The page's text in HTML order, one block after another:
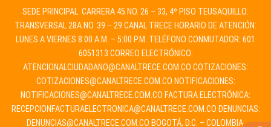
SEDE PRINCIPAL: CARRERA 45 NO. 26 – 33, 4º PISO TEUSAQUILLO:
TRANSVERSAL 28A NO. 39 – 29 CANAL TRECE HORARIO DE ATENCIÓN:
LUNES A VIERNES 8:00 A.M. – 5:00 P.M. TELÉFONO CONMUTADOR: 601
6051313 CORREO ELECTRÓNICO:
ATENCIONALCIUDADANO@CANALTRECE.COM.CO COTIZACIONES:
COTIZACIONES@CANALTRECE.COM.CO NOTIFICACIONES:
NOTIFICACIONES@CANALTRECE.COM.CO FACTURA ELECTRÓNICA:
RECEPCIONFACTURAELECTRONICA@CANALTRECE.COM.CO DENUNCIAS:
DENUNCIAS@CANALTRECE.COM.CO BOGOTÁ, D.C. – COLOMBIA.